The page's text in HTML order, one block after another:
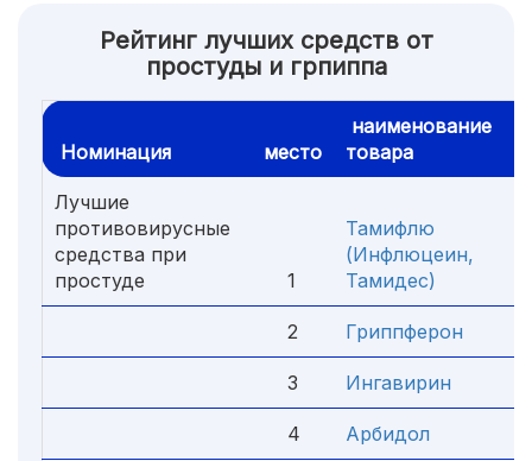
Рейтинг лучших средств от
простуды и грпиппа
Номинация место
наименование
товара
Лучшие
противовирусные
средства при
простуде
1
Тамифлю
(Инфлюцеин,
Тамидес)
2 Гриппферон
3 Ингавирин
4 Арбидол